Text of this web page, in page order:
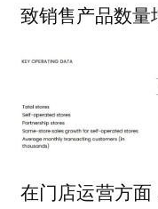
致销售产品数量
在门店运营方